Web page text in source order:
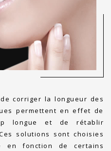
corriger la longueur des
permettent en effet de
longue et de rétablir
solutions sont choisies
en fonction de certains